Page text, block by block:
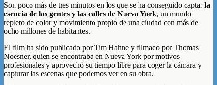
Son poco más de tres minutos en los que se ha conseguido captarla
esencia de las gentes y las calles de Nueva York, un mundo
repleto de color y movimiento propio de una ciudad con más de
ocho millones de habitantes.
El film ha sido publicado por Tim Hahne y filmado por Thomas
Noesner, quien se encontraba en Nueva York por motivos
profesionales y aprovechó su tiempo libre para coger la cámara y
capturar las escenas que podemos ver en su obra.